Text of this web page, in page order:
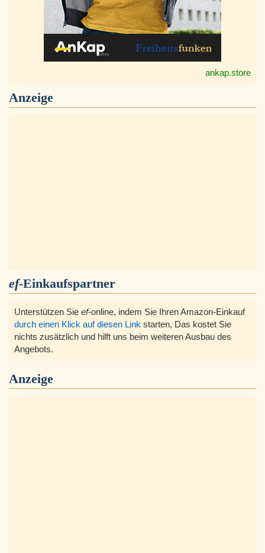
ankap.store
Anzeige
ef-Einkaufspartner
Unterstützen Sie ef-online, indem Sie Ihren Amazon-Einkauf
durch einen Klick auf diesen Link starten, Das kostet Sie
nichts zusätzlich und hilft uns beim weiteren Ausbau des
Angebots.
Anzeige